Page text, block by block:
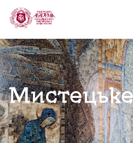
Перейти
до
вмісту